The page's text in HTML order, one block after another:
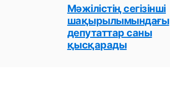
Мәжілістің сегізінші
шақырылымындағы
депутаттар саны
қысқарады